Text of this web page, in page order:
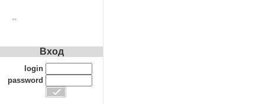
**
Вход
login
password